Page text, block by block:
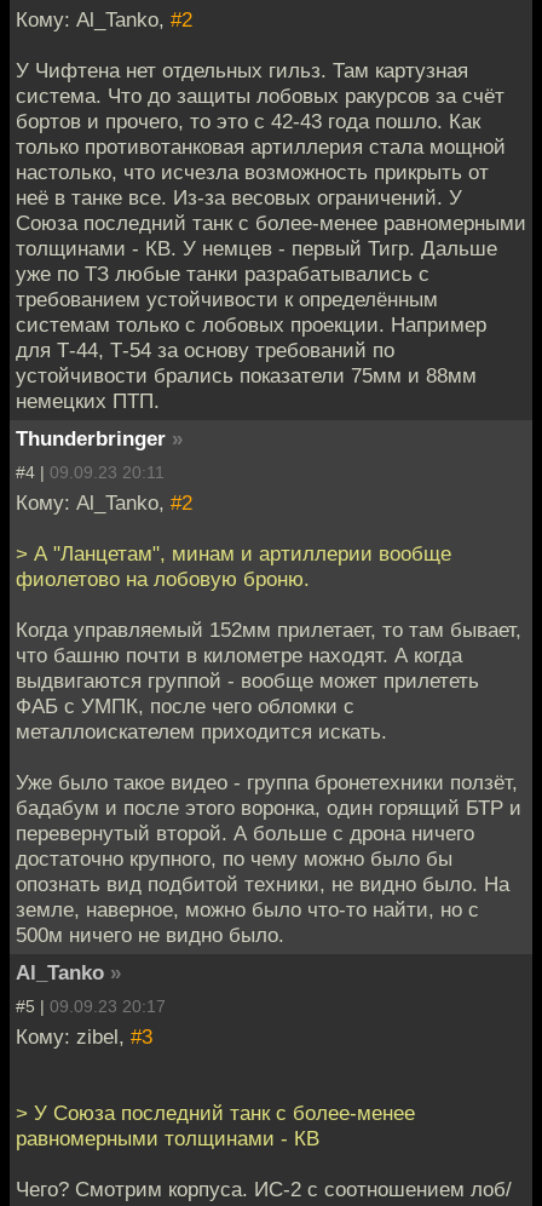
Кому: Al_Tanko, #2
У Чифтена нет отдельных гильз. Там картузная
система. Что до защиты лобовых ракурсов за счёт
бортов и прочего, то это с 42-43 года пошло. Как
только противотанковая артиллерия стала мощной
настолько, что исчезла возможность прикрыть от
неё в танке все. Из-за весовых ограничений. У
Союза последний танк с более-менее равномерными
толщинами - КВ. У немцев - первый Тигр. Дальше
уже по ТЗ любые танки разрабатывались с
требованием устойчивости к определённым
системам только с лобовых проекции. Например
для Т-44, Т-54 за основу требований по
устойчивости брались показатели 75мм и 88мм
немецких ПТП.
Thunderbringer »
#4 | 09.09.23 20:11
Кому: Al_Tanko, #2
> А "Ланцетам", минам и артиллерии вообще
фиолетово на лобовую броню.
Когда управляемый 152мм прилетает, то там бывает,
что башню почти в километре находят. А когда
выдвигаются группой - вообще может прилететь
ФАБ с УМПК, после чего обломки с
металлоискателем приходится искать.
Уже было такое видео - группа бронетехники ползёт,
бадабум и после этого воронка, один горящий БТР и
перевернутый второй. А больше с дрона ничего
достаточно крупного, по чему можно было бы
опознать вид подбитой техники, не видно было. На
земле, наверное, можно было что-то найти, но с
500м ничего не видно было.
Al_Tanko »
#5 | 09.09.23 20:17
Кому: zibel, #3
> У Союза последний танк с более-менее
равномерными толщинами - КВ
Чего? Смотрим корпуса. ИС-2 с соотношением лоб/